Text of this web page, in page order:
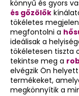
könnyű és gyors
és gőzölők
tökéletes
megfontolni a
ideálisak a
tökéletesen tiszta
tekintse meg a
elvégzik Ön
termékeket,
megkönnyítik a